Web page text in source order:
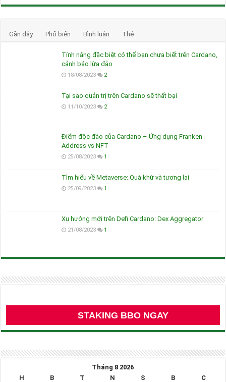
Gần đây Phổ biến Bình luận Thẻ
Tính năng đặc biệt có thể bạn chưa biết trên Cardano,
cảnh báo lừa đảo
18/08/2023 2
Tại sao quản trị trên Cardano sẽ thất bại
11/10/2023 2
Điểm độc đáo của Cardano – Ứng dụng Franken
Address vs NFT
25/08/2023 1
Tìm hiểu về Metaverse: Quá khứ và tương lai
25/09/2023 1
Xu hướng mới trên Defi Cardano: Dex Aggregator
21/08/2023 1
STAKING BBO NGAY
Tháng 8 2026
H
B T N S B
C